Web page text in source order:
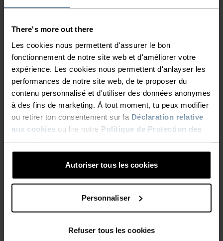
There's more out there
Les cookies nous permettent d'assurer le bon
fonctionnement de notre site web et d'améliorer votre
expérience. Les cookies nous permettent d'anlayser les
performances de notre site web, de te proposer du
contenu personnalisé et d'utiliser des données anonymes
à des fins de marketing. À tout moment, tu peux modifier
ou retirer ton consentement sur la Déclaration relative
aux cookies ou lire notre Politique de Protection des
Autoriser tous les cookies
Personnaliser
Refuser tous les cookies
TYPE D’ACTIVITÉ
Ski de fond
CARACTÉRISTIQUES DES MATIÈRES
LE POLYAMIDE
Souvent appelé « nylon », le polyamide est une excellente
matière pour les vêtements de sport, car il est à la fois
résistant, léger et sèche rapidement. Les produits qui
utilisent du polyamide sont réputés pour leur souplesse,
leur solidité et leur résistance à l’usure et aux déchirures.
SYSTÈME DE CONTRÔLE DE LA TEMPÉRATURE
Vêtements de sport et sous-vêtements